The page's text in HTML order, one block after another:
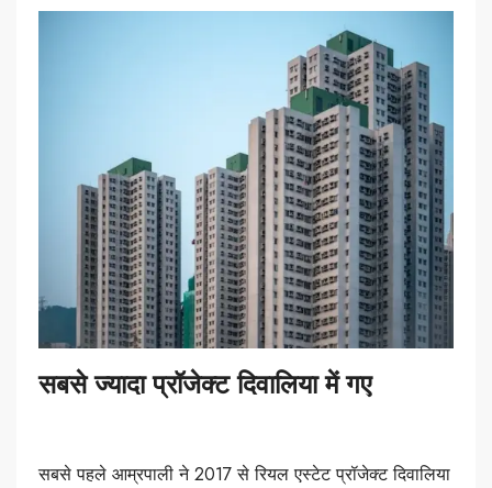
सबसे ज्यादा प्रॉजेक्ट दिवालिया में गए
सबसे पहले आम्रपाली ने 2017 से रियल एस्टेट प्रॉजेक्ट दिवालिया